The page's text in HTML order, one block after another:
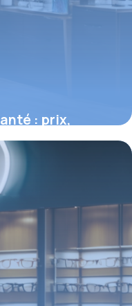
: prix,
intégral